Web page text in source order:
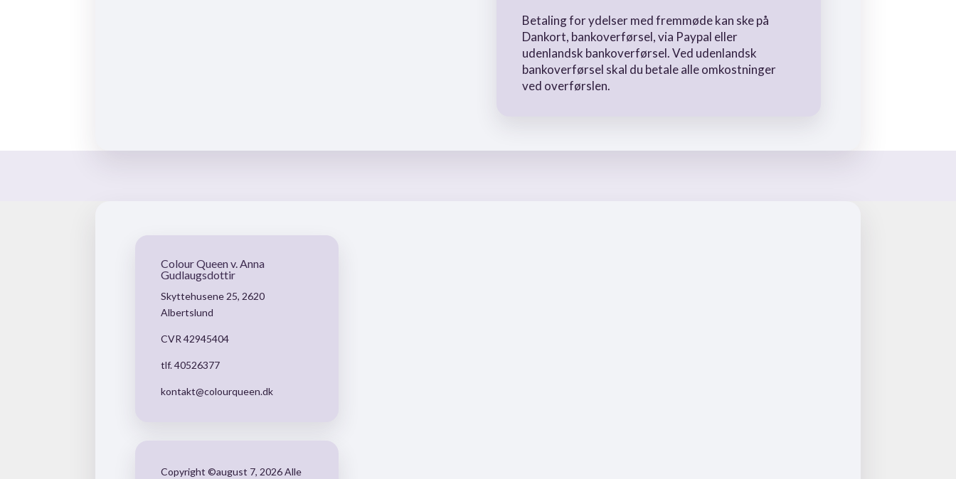
Betaling for ydelser med fremmøde kan ske på
Dankort, bankoverførsel, via Paypal eller
udenlandsk bankoverførsel. Ved udenlandsk
bankoverførsel skal du betale alle omkostninger
ved overførslen.
Colour Queen v. Anna
Gudlaugsdottir
Skyttehusene 25, 2620
Albertslund
CVR 42945404
tlf. 40526377
kontakt@colourqueen.dk
Copyright ©august 7, 2026 Alle